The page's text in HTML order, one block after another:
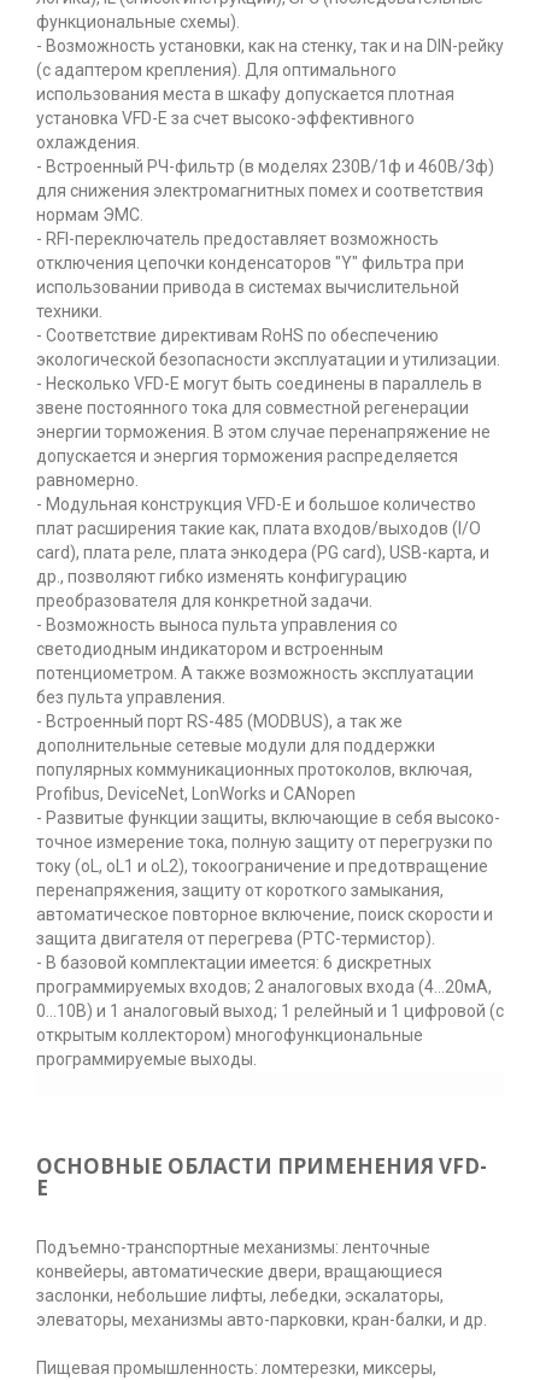
функциональные схемы).
- Возможность установки, как на стенку, так и на DIN-рейку
(с адаптером крепления). Для оптимального
использования места в шкафу допускается плотная
установка VFD-E за счет высоко-эффективного
охлаждения.
- Встроенный РЧ-фильтр (в моделях 230В/1ф и 460В/3ф)
для снижения электромагнитных помех и соответствия
нормам ЭМС.
- RFI-переключатель предоставляет возможность
отключения цепочки конденсаторов "Y" фильтра при
использовании привода в системах вычислительной
техники.
- Соответствие директивам RoHS по обеспечению
экологической безопасности эксплуатации и утилизации.
- Несколько VFD-E могут быть соединены в параллель в
звене постоянного тока для совместной регенерации
энергии торможения. В этом случае перенапряжение не
допускается и энергия торможения распределяется
равномерно.
- Модульная конструкция VFD-E и большое количество
плат расширения такие как, плата входов/выходов (I/O
card), плата реле, плата энкодера (PG card), USB-карта, и
др., позволяют гибко изменять конфигурацию
преобразователя для конкретной задачи.
- Возможность выноса пульта управления со
светодиодным индикатором и встроенным
потенциометром. А также возможность эксплуатации
без пульта управления.
- Встроенный порт RS-485 (MODBUS), а так же
дополнительные сетевые модули для поддержки
популярных коммуникационных протоколов, включая,
Profibus, DeviceNet, LonWorks и CANopen
- Развитые функции защиты, включающие в себя высоко-
точное измерение тока, полную защиту от перегрузки по
току (oL, oL1 и oL2), токоограничение и предотвращение
перенапряжения, защиту от короткого замыкания,
автоматическое повторное включение, поиск скорости и
защита двигателя от перегрева (PTC-термистор).
- В базовой комплектации имеется: 6 дискретных
программируемых входов; 2 аналоговых входа (4...20мА,
0...10В) и 1 аналоговый выход; 1 релейный и 1 цифровой (с
открытым коллектором) многофункциональные
программируемые выходы.
ОСНОВНЫЕ ОБЛАСТИ ПРИМЕНЕНИЯ VFD-
E
Подъемно-транспортные механизмы: ленточные
конвейеры, автоматические двери, вращающиеся
заслонки, небольшие лифты, лебедки, эскалаторы,
элеваторы, механизмы авто-парковки, кран-балки, и др.
Пищевая промышленность: ломтерезки, миксеры,